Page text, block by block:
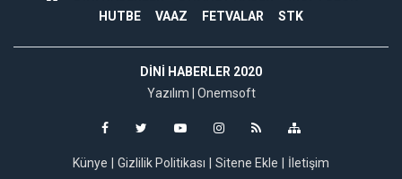
HUTBE
VAAZ FETVALAR STK
DINI HABERLER 2020
Yazılım | Onemsoft
Künye Gizlilik Politikası Sitene Ekle
İletişim